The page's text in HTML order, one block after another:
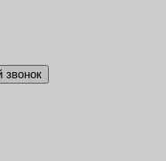
звонок